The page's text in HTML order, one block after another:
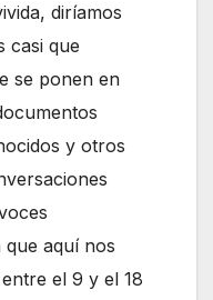
diríamos
casi que
se ponen en
y otros
que aquí nos
el 9 y el 18